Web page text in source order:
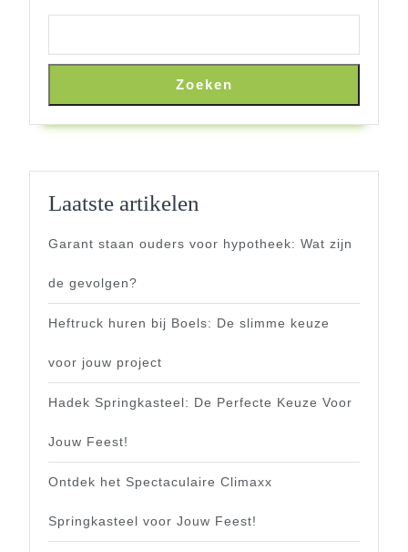
Zoeken
Laatste artikelen
Garant staan ouders voor hypotheek: Wat zijn
de gevolgen?
Heftruck huren bij Boels: De slimme keuze
voor jouw project
Hadek Springkasteel: De Perfecte Keuze Voor
Jouw Feest!
Ontdek het Spectaculaire Climaxx
Springkasteel voor Jouw Feest!